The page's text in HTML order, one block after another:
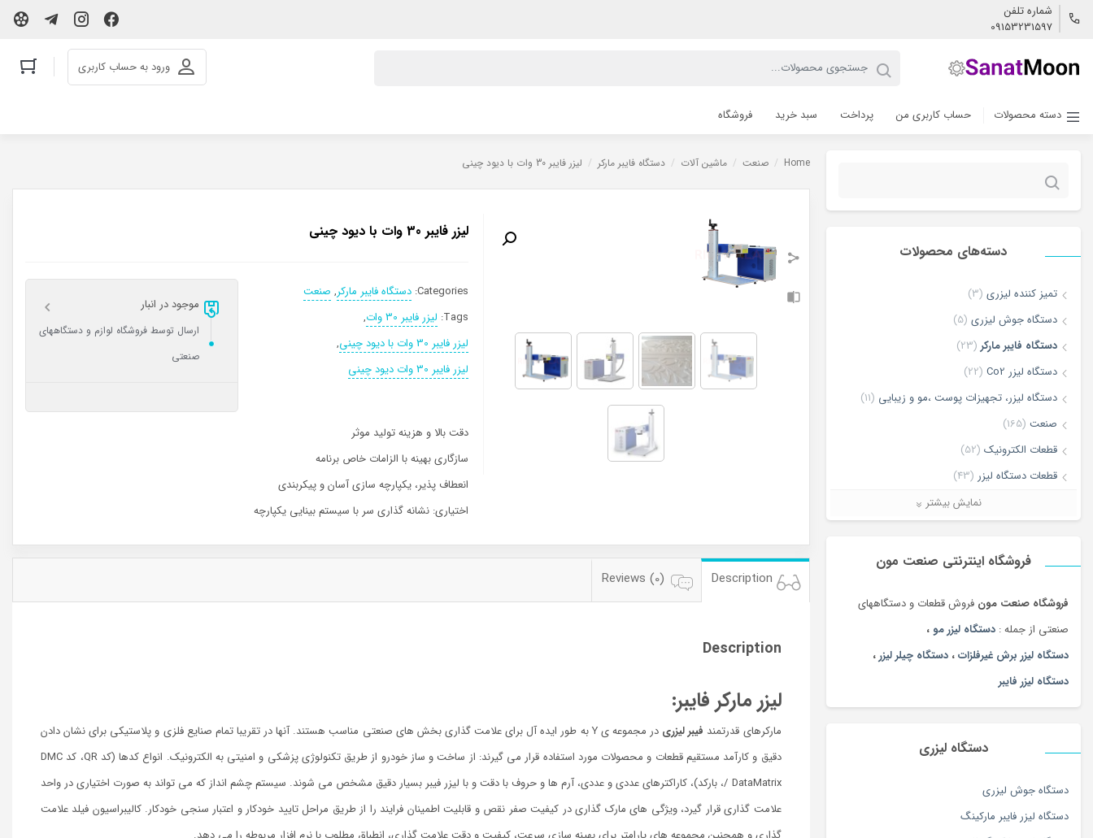
شماره تلفن
09153231597
ورود به حساب کاربری
دسته محصولات حساب کاربری من پرداخت سبد خرید فروشگاه
جستجو
دسته‌های محصولات
تمیز کننده لیزری (3)
دستگاه جوش لیزری (5)
دستگاه فایبر مارکر (23)
دستگاه لیزر Co2
(22)
دستگاه لیزر، تجهیزات پوست ،مو و زیبایی (11)
صنعت (165)
قطعات الکترونیک (52)
قطعات دستگاه لیزر (43)
لیزر برش و حکاکی غیر فلزات(7)
ماشین آلات(68)
نمایش بیشتر
فروشگاه اینترنتی صنعت مون
فروشگاه صنعت مون فروش قطعات و دستگاههای
صنعتی از جمله : دستگاه لیزر مو ،
دستگاه لیزر برش غیرفلزات، دستگاه چیلر لیزر،
دستگاه لیزر فایبر
دستگاه لیزری
دستگاه جوش لیزری
دستگاه لیزر فایبر مارکینگ
Home
/ صنعت / ماشین آلات / دستگاه فایبر مارکر / لیزر فایبر 30 وات با دیود چینی
لیزر فایبر 30 وات با دیود چینی
Categories: دستگاه فایبر مارکر, صنعت
Tags: لیزر فایبر 30 وات
,
لیزر فایبر 30 وات با دیود چینی
,
لیزر فایبر 30 وات دیود چینی
موجود در انبار
ارسال توسط فروشگاه لوازم و دستگاههای
صنعتی
دقت بالا و هزینه تولید موثر
سازگاری بهینه با الزامات خاص برنامه
انعطاف پذیر، یکپارچه سازی آسان و پیکربندی
اختیاری: نشانه گذاری سر با سیستم بینایی یکپارچه
Description
Reviews (0)
Description
لیزر مارکر فایبر:
مارکرهای قدرتمند فیبر لیزری در مجموعه ی Y به طور ایده آل برای علامت گذاری بخش های صنعتی مناسب هستند.
آنها در تقریبا تمام صنایع فلزی و پلاستیکی برای نشان دادن
دقیق و کارآمد مستقیم قطعات و محصولات مورد استفاده قرار می گیرند: از ساخت و ساز خودرو از طریق تکنولوژی پزشکی و امنیتی به الکترونیک.
انواع کدها (کد QR، کد DMC
/ DataMatrix، بارکد)، کاراکترهای عددی و عددی، آرم ها و حروف با دقت و با لیزر فیبر بسیار دقیق مشخص می شوند.
سیستم چشم انداز که می تواند به صورت اختیاری در واحد
علامت گذاری قرار گیرد، ویژگی های مارک گذاری در کیفیت صفر نقص و قابلیت اطمینان فرایند را از طریق مراحل تایید خودکار و اعتبار سنجی خودکار. کالیبراسیون فیلد علامت